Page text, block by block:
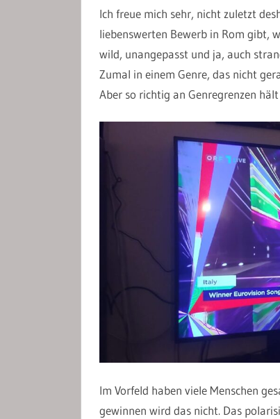
Ich freue mich sehr, nicht zuletzt
liebenswerten Bewerb in Rom gibt,
wild, unangepasst und ja, auch
Zumal in einem Genre, das nicht
Aber so richtig an Genregrenzen hält
Im Vorfeld haben viele Menschen
gewinnen wird das nicht. Das